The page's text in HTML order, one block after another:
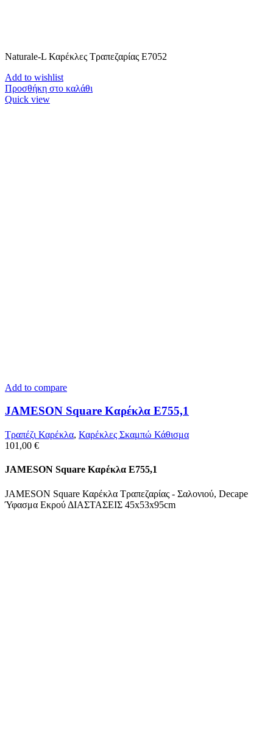
Naturale-L Καρέκλες Τραπεζαρίας E7052
Add to wishlist
Προσθήκη στο καλάθι
Quick view
Add to compare
JAMESON Square Καρέκλα Ε755,1
Τραπέζι Καρέκλα, Καρέκλες Σκαμπώ Κάθισμα
101,00 €
JAMESON Square Καρέκλα Ε755,1
JAMESON Square Καρέκλα Τραπεζαρίας - Σαλονιού, Decape
Ύφασμα Εκρού ΔΙΑΣΤΑΣΕΙΣ 45x53x95cm